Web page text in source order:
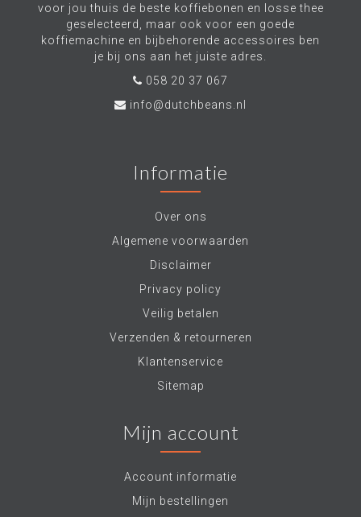
voor jou thuis de beste koffiebonen en losse thee
geselecteerd, maar ook voor een goede
koffiemachine en bijbehorende accessoires ben
je bij ons aan het juiste adres.
058 20 37 067
info@dutchbeans.nl
Informatie
Over ons
Algemene voorwaarden
Disclaimer
Privacy policy
Veilig betalen
Verzenden & retourneren
Klantenservice
Sitemap
Mijn account
Account informatie
Mijn bestellingen